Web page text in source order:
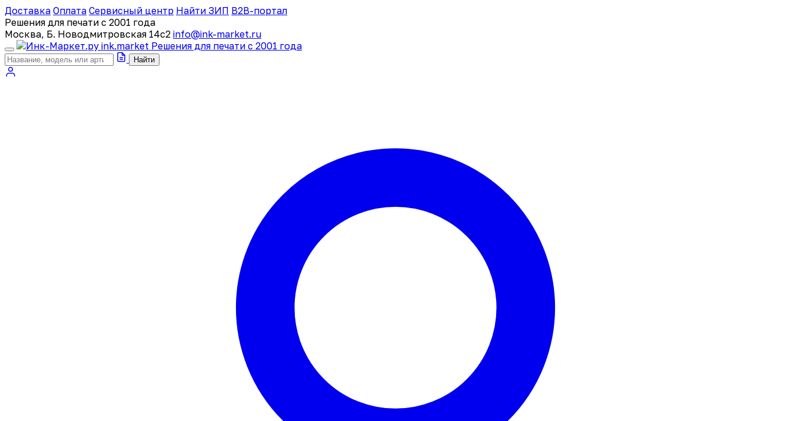
Доставка Оплата Сервисный центр Найти ЗИП B2B-портал
Решения для печати с 2001 года
Москва, Б. Новодмитровская 14с2 info@ink-market.ru
ink.market Решения для печати с 2001 года
Найти